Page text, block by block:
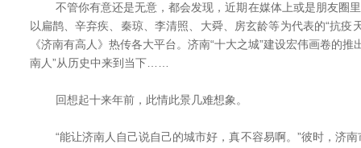
不管你有意还是无意，都会发现，近期在媒体上或是朋友圈里
以扁鹊、辛弃疾、秦琼、李清照、大舜、房玄龄等为代表的“抗疫
《济南有高人》热传各大平台。济南“十大之城”建设宏伟画卷的
南人”从历史中来到当下……
回想起十来年前，此情此景几难想象。
“能让济南人自己说自己的城市好，真不容易啊。”彼时，济南